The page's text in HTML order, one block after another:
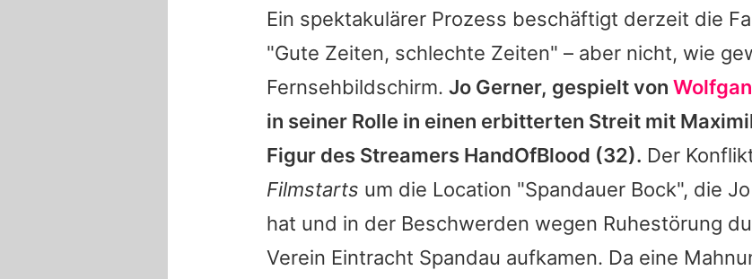
Alle Themen auf Promiflash
App runterladen
Team
Redaktionelle Richtlinien
Impressum
Datenschutzerklärung
Ein spektakulärer Prozess beschäftigt derzeit die
"Gute Zeiten, schlechte Zeiten" – aber nicht, wie
Fernsehbildschirm. Jo Gerner, gespielt von
in seiner Rolle in einen erbitterten Streit mit
Figur des Streamers HandOfBlood (32). Der
Filmstarts um die Location "Spandauer Bock", die
hat und in der Beschwerden wegen Ruhestörung
Verein Eintracht Spandau aufkamen. Da eine